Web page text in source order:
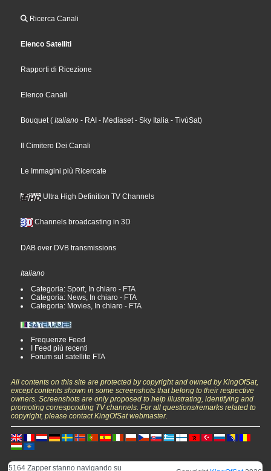
Ricerca Canali
Elenco Satelliti
Rapporti di Ricezione
Elenco Canali
Bouquet( Italiano - RAI - Mediaset- Sky Italia - TivùSat)
Il Cimitero Dei Canali
Le Immagini più Ricercate
Ultra High Definition TV Channels
Channels broadcasting in 3D
DAB over DVB transmissions
Italiano
Categoria: Sport, In chiaro - FTA
Categoria: News, In chiaro - FTA
Categoria: Movies, In chiaro - FTA
Frequenze Feed
I Feed più recenti
Forum sul satellite FTA
All contents on this site are protected by copyright and owned by KingOfSat,
except contents shown in some screenshots that belong to their respective
owners. Screenshots are only proposed to help illustrating, identifying and
promoting corresponding TV channels. For all questions/remarks related to
copyright, please contact KingOfSat webmaster.
5164 Zapper stanno navigando su